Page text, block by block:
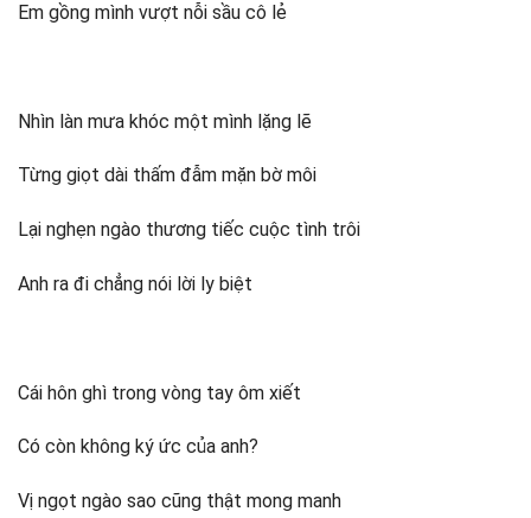
Em gồng mình vượt nỗi sầu cô lẻ
Nhìn làn mưa khóc một mình lặng lẽ
Từng giọt dài thấm đẫm mặn bờ môi
Lại nghẹn ngào thương tiếc cuộc tình trôi
Anh ra đi chẳng nói lời ly biệt
Cái hôn ghì trong vòng tay ôm xiết
Có còn không ký ức của anh?
Vị ngọt ngào sao cũng thật mong manh